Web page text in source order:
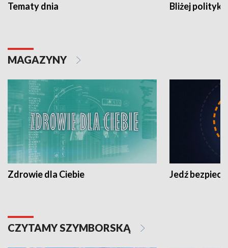
Tematy dnia Bliżej polityki
MAGAZYNY
Zdrowie dla Ciebie Jedź
CZYTAMY SZYMBORSKĄ